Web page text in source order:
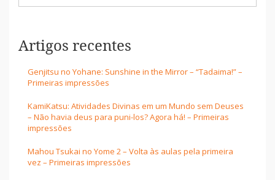
Artigos recentes
Genjitsu no Yohane: Sunshine in the Mirror – “Tadaima!” –
Primeiras impressões
KamiKatsu: Atividades Divinas em um Mundo sem Deuses
– Não havia deus para puni-los? Agora há! – Primeiras
impressões
Mahou Tsukai no Yome 2 – Volta às aulas pela primeira
vez – Primeiras impressões